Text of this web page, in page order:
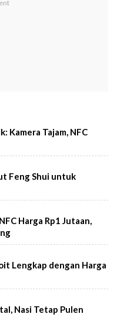
Kamera Tajam, NFC
Feng Shui untuk
Harga Rp1 Jutaan,
Lengkap dengan Harga
Nasi Tetap Pulen